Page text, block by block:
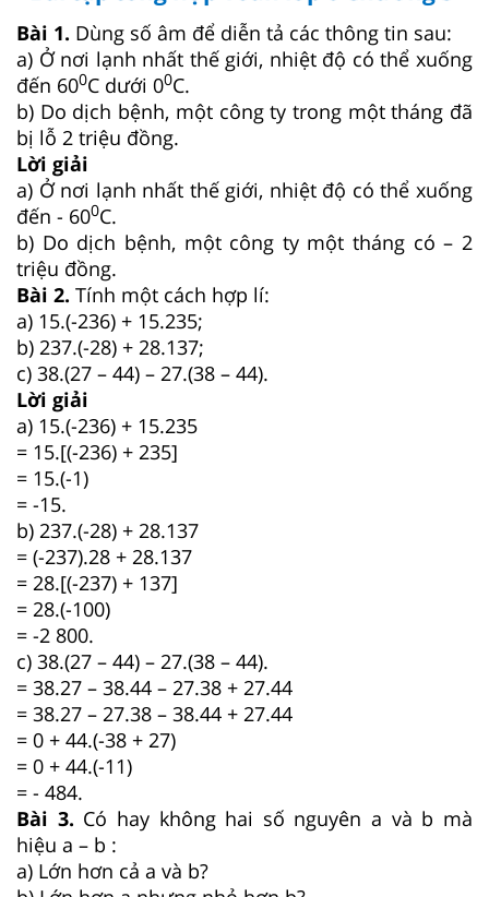
Bài 1. Dùng số âm để diễn tả các thông tin sau:
a) Ở nơi lạnh nhất thế giới, nhiệt độ có thể xuống
đến 600C dưới 00C.
b) Do dịch bệnh, một công ty trong một tháng đã
bị lỗ 2 triệu đồng.
Lời giải
a) Ở nơi lạnh nhất thế giới, nhiệt độ có thể xuống
đến - 600C.
b) Do dịch bệnh, một công ty một tháng có – 2
triệu đồng.
Bài 2. Tính một cách hợp lí:
a) 15.(-236) + 15.235;
b) 237.(-28) + 28.137;
c) 38.(27 – 44) – 27.(38 – 44).
Lời giải
a) 15.(-236) + 15.235
= 15.[(-236) + 235]
= 15.(-1)
= -15.
b) 237.(-28) + 28.137
= (-237).28 + 28.137
= 28.[(-237) + 137]
= 28.(-100)
= -2 800.
c) 38.(27 – 44) – 27.(38 – 44).
= 38.27 – 38.44 – 27.38 + 27.44
= 38.27 – 27.38 – 38.44 + 27.44
= 0 + 44.(-38 + 27)
= 0 + 44.(-11)
= - 484.
Bài 3. Có hay không hai số nguyên a và b mà
hiệu a – b :
a) Lớn hơn cả a và b?